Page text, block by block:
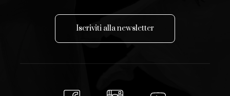
Iscriviti allanewsletter